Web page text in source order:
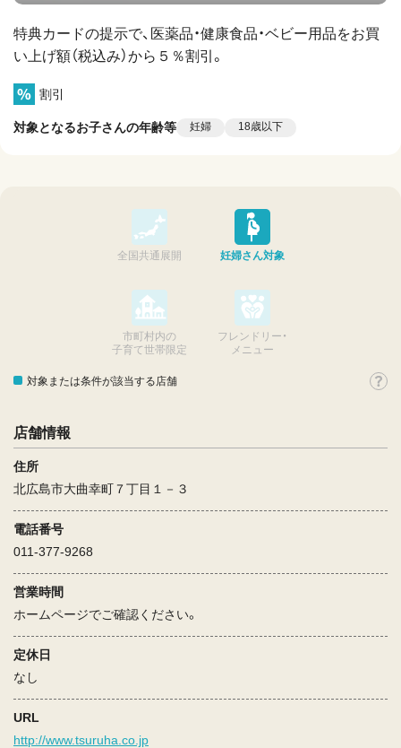
特典カードの提示で、医薬品・健康食品・ベビー用品をお買
い上げ額（税込み）から５％割引。
割引
対象となるお子さんの年齢等 妊婦 18歳以下
全国共通展開 妊婦さん対象
市町村内の
子育て世帯限定
フレンドリー・
メニュー
対象または条件が該当する店舗
店舗情報
住所
北広島市大曲幸町７丁目１－３
電話番号
011-377-9268
営業時間
ホームページでご確認ください。
定休日
なし
URL
http://www.tsuruha.co.jp